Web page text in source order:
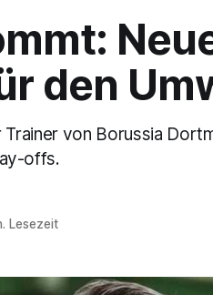
den
von Borussia
offs.
Lesezeit